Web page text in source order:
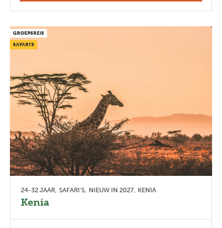
GROEPSREIS
SAFARI'S
24-32 JAAR SAFARI'S NIEUW IN 2027 KENIA
Kenia